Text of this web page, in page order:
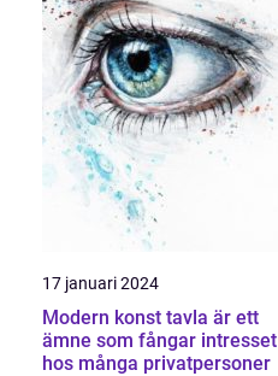
17 januari 2024
Modern konst tavla är ett
ämne som fångar intresset
hos många privatpersoner